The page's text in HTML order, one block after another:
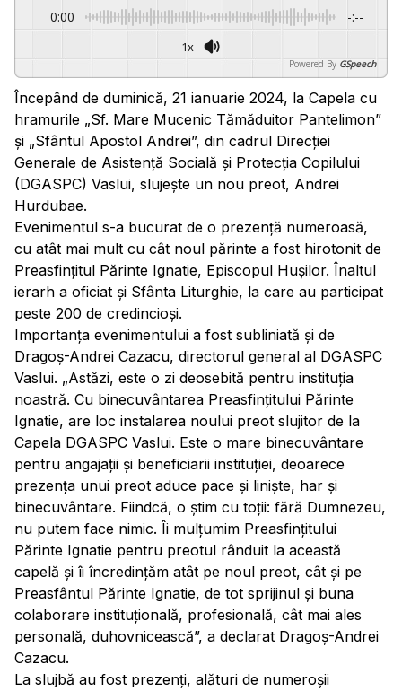
0:00 -:--
1x
Powered By GSpeech
Începând de duminică, 21 ianuarie 2024, la Capela cu
hramurile „Sf. Mare Mucenic Tămăduitor Pantelimon”
și „Sfântul Apostol Andrei”, din cadrul Direcției
Generale de Asistență Socială și Protecția Copilului
(DGASPC) Vaslui, slujește un nou preot, Andrei
Hurdubae.
Evenimentul s-a bucurat de o prezență numeroasă,
cu atât mai mult cu cât noul părinte a fost hirotonit de
Preasfințitul Părinte Ignatie, Episcopul Hușilor. Înaltul
ierarh a oficiat și Sfânta Liturghie, la care au participat
peste 200 de credincioși.
Importanța evenimentului a fost subliniată și de
Dragoș-Andrei Cazacu, directorul general al DGASPC
Vaslui. „Astăzi, este o zi deosebită pentru instituția
noastră. Cu binecuvântarea Preasfințitului Părinte
Ignatie, are loc instalarea noului preot slujitor de la
Capela DGASPC Vaslui. Este o mare binecuvântare
pentru angajații și beneficiarii instituției, deoarece
prezența unui preot aduce pace și liniște, har și
binecuvântare. Fiindcă, o știm cu toții: fără Dumnezeu,
nu putem face nimic. Îi mulțumim Preasfințitului
Părinte Ignatie pentru preotul rânduit la această
capelă și îi încredințăm atât pe noul preot, cât și pe
Preasfântul Părinte Ignatie, de tot sprijinul și buna
colaborare instituțională, profesională, cât mai ales
personală, duhovnicească”, a declarat Dragoș-Andrei
Cazacu.
La slujbă au fost prezenți, alături de numeroșii